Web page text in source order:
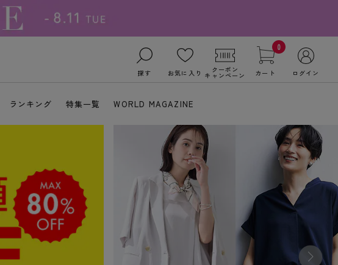
探す お気に入り クーポン
キャンペーン
0
カート ログイン
ランキング 特集一覧 WORLD MAGAZINE